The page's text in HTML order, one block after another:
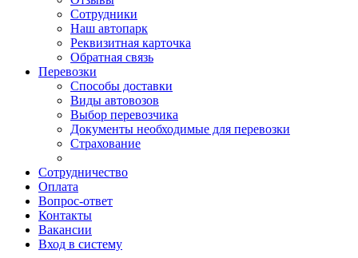
Сотрудники
Наш автопарк
Реквизитная карточка
Обратная связь
Перевозки
Способы доставки
Виды автовозов
Выбор перевозчика
Документы необходимые для перевозки
Страхование
Сотрудничество
Оплата
Вопрос-ответ
Контакты
Вакансии
Вход в систему